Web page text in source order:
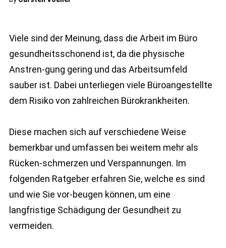
Viele sind der Meinung, dass die Arbeit im Büro
gesundheitsschonend ist, da die physische
Anstren-gung gering und das Arbeitsumfeld
sauber ist. Dabei unterliegen viele Büroangestellte
dem Risiko von zahlreichen Bürokrankheiten.
Diese machen sich auf verschiedene Weise
bemerkbar und umfassen bei weitem mehr als
Rücken-schmerzen und Verspannungen. Im
folgenden Ratgeber erfahren Sie, welche es sind
und wie Sie vor-beugen können, um eine
langfristige Schädigung der Gesundheit zu
vermeiden.